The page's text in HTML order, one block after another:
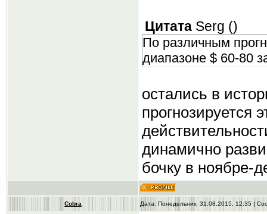
Цитата Serg ()
По различным
диапазоне $ 60-80
остались в
прогнозируется
динамично
бочку в ноябре-
Cobra Дата: Понедельник, 31.08.2015, 12:35 |